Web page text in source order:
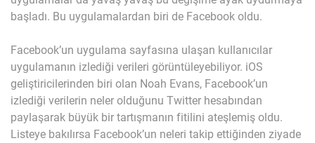
başladı. Bu uygulamalardan biri de Facebook oldu.
Facebook’un uygulama sayfasına ulaşan kullanıcılar
uygulamanın izlediği verileri görüntüleyebiliyor. iOS
geliştiricilerinden biri olan Noah Evans, Facebook’un
izlediği verilerin neler olduğunu Twitter hesabından
paylaşarak büyük bir tartışmanın fitilini ateşlemiş oldu.
Listeye bakılırsa Facebook’un neleri takip ettiğinden ziyade